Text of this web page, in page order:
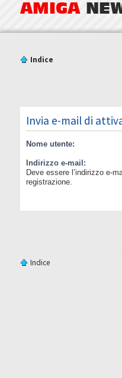
AMIGA
Indice
Invia e-mail di
Nome utente:
Indirizzo e-mail:
Deve essere l’indirizzo e-
registrazione.
Indice